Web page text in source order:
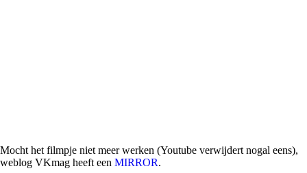
Mocht het filmpje niet meer werken (Youtube verwijdert nogal eens),
weblog VKmag heeft een MIRROR.